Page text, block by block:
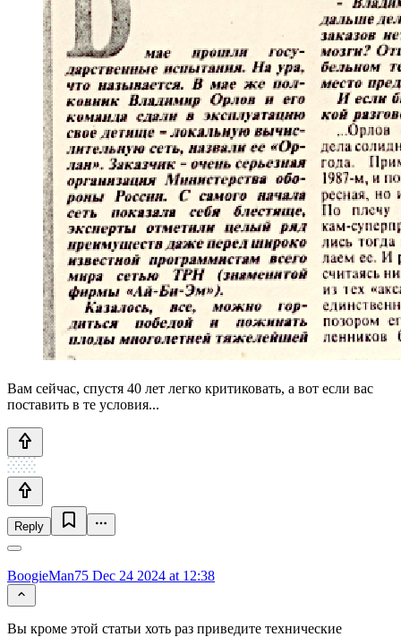
Вам сейчас, спустя 40 лет легко критиковать, а вот если вас
поставить в те условия...
Reply
BoogieMan75 Dec 24 2024 at 12:38
Вы кроме этой статьи хоть раз приведите технические